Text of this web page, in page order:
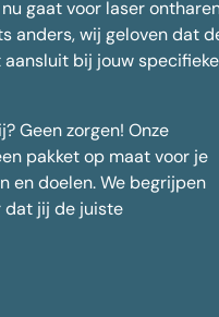
gaat voor laser
anders, wij geloven dat
bij jouw specifieke
Geen zorgen! Onze
pakket op maat voor je
en doelen. We begrijpen
dat jij de juiste